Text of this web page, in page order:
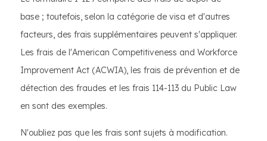
base ; toutefois, selon la catégorie de visa et d'autres
facteurs, des frais supplémentaires peuvent s'appliquer.
Les frais de l'American Competitiveness and Workforce
Improvement Act (ACWIA), les frais de prévention et de
détection des fraudes et les frais 114-113 du Public Law
en sont des exemples.
N'oubliez pas que les frais sont sujets à modification.